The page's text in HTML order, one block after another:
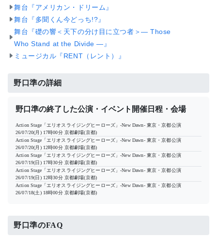
舞台『アメリカン・ドリーム』
舞台『多聞くん今どっち!?』
舞台『礎の響＜天下の分け目に立つ者＞― Those
Who Stand at the Divide ―』
ミュージカル『RENT（レント）』
野口準の詳細
野口準の終了した公演・イベント開催日程・会場
Action Stage「エリオスライジングヒーローズ」-New Dawn- 東京・京都公演
26/07/20(月) 17時00分 京都劇場(京都)
Action Stage「エリオスライジングヒーローズ」-New Dawn- 東京・京都公演
26/07/20(月) 12時00分 京都劇場(京都)
Action Stage「エリオスライジングヒーローズ」-New Dawn- 東京・京都公演
26/07/19(日) 17時30分 京都劇場(京都)
Action Stage「エリオスライジングヒーローズ」-New Dawn- 東京・京都公演
26/07/19(日) 12時30分 京都劇場(京都)
Action Stage「エリオスライジングヒーローズ」-New Dawn- 東京・京都公演
26/07/18(土) 18時00分 京都劇場(京都)
野口準のFAQ